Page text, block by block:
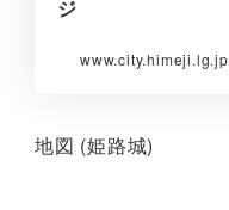
ジ
www.city.himeji.lg.jp
地図 (姫路城)